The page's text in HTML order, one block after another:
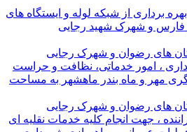
برداری از شبکه لوله و ایستگاه های
فارس و شهرک شهید رجایی
های رضوان و شهرک رجایی
، امور خدماتی، نظافت و حراست
مهر و ماه بندر ماهشهر به مساحت
های رضوان و شهرک رجایی